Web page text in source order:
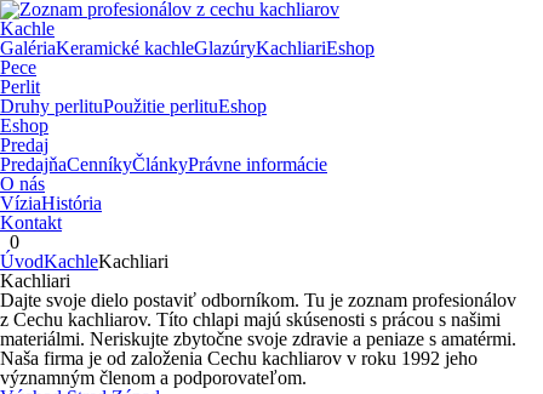
Kachle
GalériaKeramické kachleGlazúryKachliariEshop
Pece
Perlit
Druhy perlituPoužitie perlituEshop
Eshop
Predaj
PredajňaCenníkyČlánkyPrávne informácie
O nás
VíziaHistória
Kontakt
0
ÚvodKachleKachliari
Kachliari
Dajte svoje dielo postaviť odborníkom. Tu je zoznam profesionálov
z Cechu kachliarov. Títo chlapi majú skúsenosti s prácou s našimi
materiálmi. Neriskujte zbytočne svoje zdravie a peniaze s amatérmi.
Naša firma je od založenia Cechu kachliarov v roku 1992 jeho
významným členom a podporovateľom.